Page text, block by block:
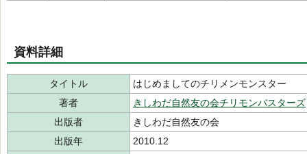
資料詳細
タイトル
はじめましてのチリメンモンスター
著者
きしわだ自然友の会チリモンバスターズ
出版者
きしわだ自然友の会
出版年
2010.12